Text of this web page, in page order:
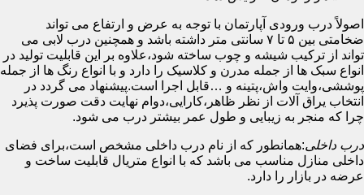
اصولاً درب ورودی آپارتمان با توجه به عرض و ارتفاع می تواند
ضخامتی بین ۵ تا ۷ سانتی متر داشته باشد و همچنین درب لابی می
تواند از ترکیب شیشه و چوب ساخته شود،علاوه بر این قابلیت تولید در
انواع سبک ها از جمله مدرن و کلاسیک را دارد و با انواع رنگ ها از جمله
پوششی،وایت واش،پتینه و …قابل اجرا است.پیشنهاد می گردد در
انتخاب یراق آلات از نظر ظاهر،کارایی،دوام نهایت دقت صورت پذیرد
چرا که منجر به زیبایی و طول عمر بیشتر درب می شود.
درب داخلی:همانطور که از نام درب داخلی مشخص است،برای فضای
داخلی منازل مناسب می باشد که با انواع متریال قابلیت ساخت و
عرضه در بازار را دارد.